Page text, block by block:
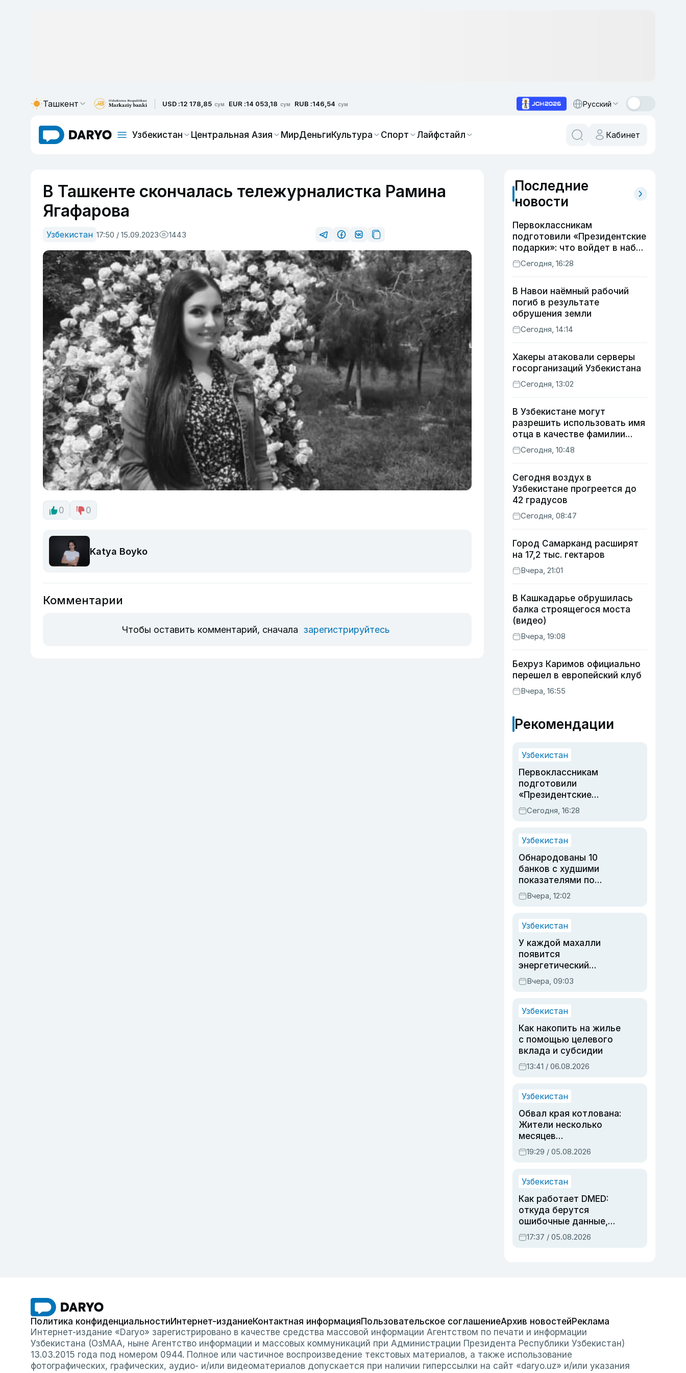
Ташкент USD :12 178,85 сум EUR :14 053,18 сум RUB :146,54 сум Русский
Узбекистан Центральная Азия МирДеньгиКультура Спорт Лайфстайл Кабинет
В Ташкенте скончалась тележурналистка Рамина
Ягафарова
Узбекистан 17:50 / 15.09.2023 1443
0 0
Katya Boyko
Комментарии
Чтобы оставить комментарий, сначала зарегистрируйтесь
Последние
новости
Первоклассникам
подготовили «Президентские
подарки»: что войдет в набор
в этом году
Сегодня, 16:28
В Навои наёмный рабочий
погиб в результате
обрушения земли
Сегодня, 14:14
Хакеры атаковали серверы
госорганизаций Узбекистана
Сегодня, 13:02
В Узбекистане могут
разрешить использовать имя
отца в качестве фамилии
ребенка
Сегодня, 10:48
Сегодня воздух в
Узбекистане прогреется до
42 градусов
Сегодня, 08:47
Город Самарканд расширят
на 17,2 тыс. гектаров
Вчера, 21:01
В Кашкадарье обрушилась
балка строящегося моста
(видео)
Вчера, 19:08
Бехруз Каримов официально
перешел в европейский клуб
Вчера, 16:55
Рекомендации
Узбекистан
Первоклассникам
подготовили
«Президентские
подарки»: что войдет в
набор в этом году
Сегодня, 16:28
Узбекистан
Обнародованы 10
банков с худшими
показателями по
обращениям
Вчера, 12:02
Узбекистан
У каждой махалли
появится
энергетический
паспорт
Вчера, 09:03
Узбекистан
Как накопить на жилье
с помощью целевого
вклада и субсидии
13:41 / 06.08.2026
Узбекистан
Обвал края котлована:
Жители несколько
месяцев
предупреждали об
опасности, но стройка
19:29 / 05.08.2026
Узбекистан
Как работает DMED:
откуда берутся
ошибочные данные,
дубли аккаунтов и
очереди по онлайн-
17:37 / 05.08.2026
Политика конфиденциальностиИнтернет-изданиеКонтактная информацияПользовательское соглашениеАрхив новостейРеклама
Интернет-издание «Daryo» зарегистрировано в качестве средства массовой информации Агентством по печати и информации
Узбекистана (ОзМАА, ныне Агентство информации и массовых коммуникаций при Администрации Президента Республики Узбекистан)
13.03.2015 года под номером 0944. Полное или частичное воспроизведение текстовых материалов, а также использование
фотографических, графических, аудио- и/или видеоматериалов допускается при наличии гиперссылки на сайт «daryo.uz» и/или указания